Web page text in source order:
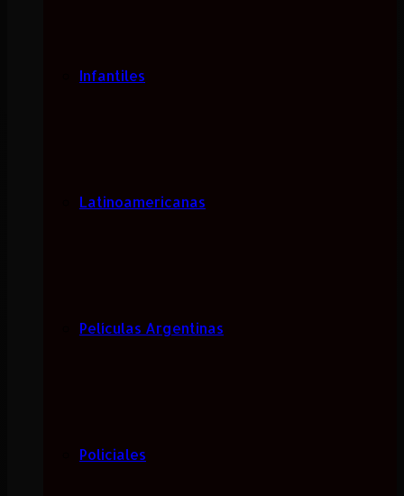
Infantiles
Latinoamericanas
Películas Argentinas
Policiales